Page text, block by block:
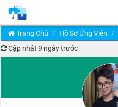
Trang Chủ Hồ Sơ Ứng Viên
Cập nhật 9 ngày trước